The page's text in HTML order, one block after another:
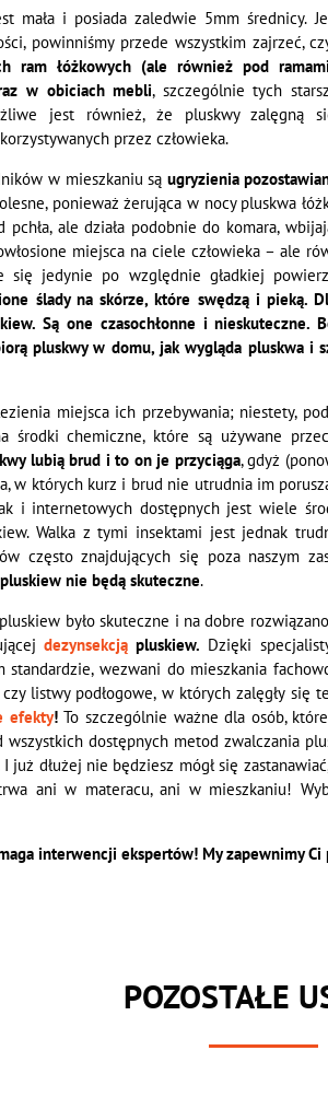
mała i posiada zaledwie 5mm średnicy.
powinniśmy przede wszystkim zajrzeć,
ram łóżkowych (ale również pod
w obiciach mebli, szczególnie tych
jest również, że pluskwy zalęgną
przez człowieka.
w mieszkaniu są ugryzienia
ponieważ żerująca w nocy pluskwa
ale działa podobnie do komara,
miejsca na ciele człowieka – ale
się jedynie po względnie gładkiej
ślady na skórze, które swędzą i pieką.
Są one czasochłonne i nieskuteczne.
pluskwy w domu, jak wygląda pluskwa i
miejsca ich przebywania; niestety,
środki chemiczne, które są używane
lubią brud i to on je przyciąga, gdyż
w których kurz i brud nie utrudnia im
i internetowych dostępnych jest wiele
Walka z tymi insektami jest jednak
często znajdujących się poza naszym
nie będą skuteczne.
było skuteczne i na dobre
dezynsekcją pluskiew. Dzięki
wezwani do mieszkania
listwy podłogowe, w których zalęgły się
efekty!To szczególnie ważne dla osób,
dostępnych metod zwalczania
dłużej nie będziesz mógł się
ani w materacu, ani w mieszkaniu!
interwencji ekspertów! My zapewnimy Ci
POZOSTAŁE